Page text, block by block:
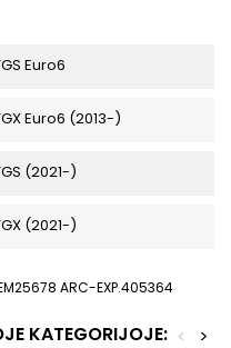
Euro6
Euro6 (2013-)
(2021-)
(2021-)
ARC-EXP.405364
KATEGORIJOJE: >
<